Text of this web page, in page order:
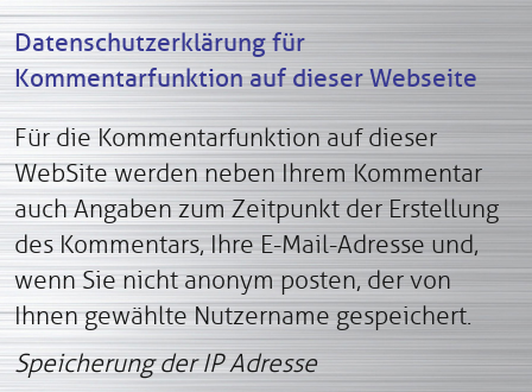
Datenschutzerklärung für
Kommentarfunktion auf dieser Webseite
Für die Kommentarfunktion auf dieser
WebSite werden neben Ihrem Kommentar
auch Angaben zum Zeitpunkt der Erstellung
des Kommentars, Ihre E-Mail-Adresse und,
wenn Sie nicht anonym posten, der von
Ihnen gewählte Nutzername gespeichert.
Speicherung der IP Adresse